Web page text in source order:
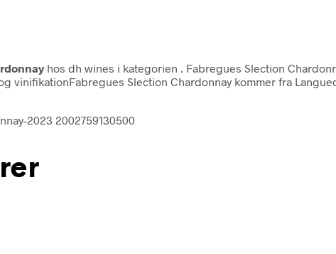
hos dh wines i kategorien
. Fabregues Slection
vinifikationFabregues Slection Chardonnay kommer fra
2023 2002759130500